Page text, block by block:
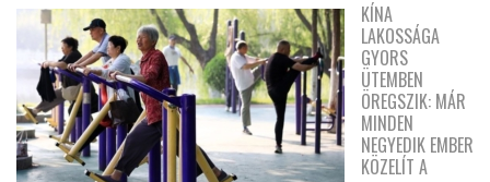
KÍNA
LAKOSSÁGA
GYORS
ÜTEMBEN
ÖREGSZIK: MÁR
MINDEN
NEGYEDIK EMBER
KÖZELÍT A